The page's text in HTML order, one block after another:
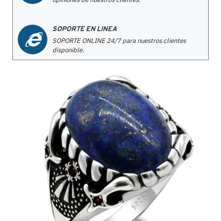
SOPORTE EN LINEA
SOPORTE ONLINE 24/7 para nuestros clientes
disponible.